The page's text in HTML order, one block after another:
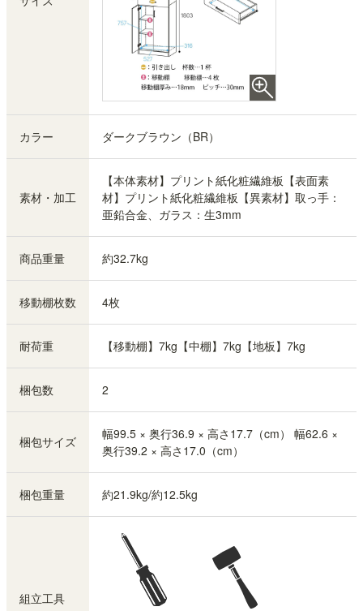
カラー ダークブラウン（BR）
素材・加工
【本体素材】プリント紙化粧繊維板【表面素
材】プリント紙化粧繊維板【異素材】取っ手：
亜鉛合金、ガラス：生3mm
商品重量 約32.7kg
移動棚枚数 4枚
耐荷重 【移動棚】7kg【中棚】7kg【地板】7kg
梱包数 2
梱包サイズ
幅99.5 × 奥行36.9 × 高さ17.7（cm） 幅62.6 ×
奥行39.2 × 高さ17.0（cm）
梱包重量 約21.9kg/約12.5kg
組立工具